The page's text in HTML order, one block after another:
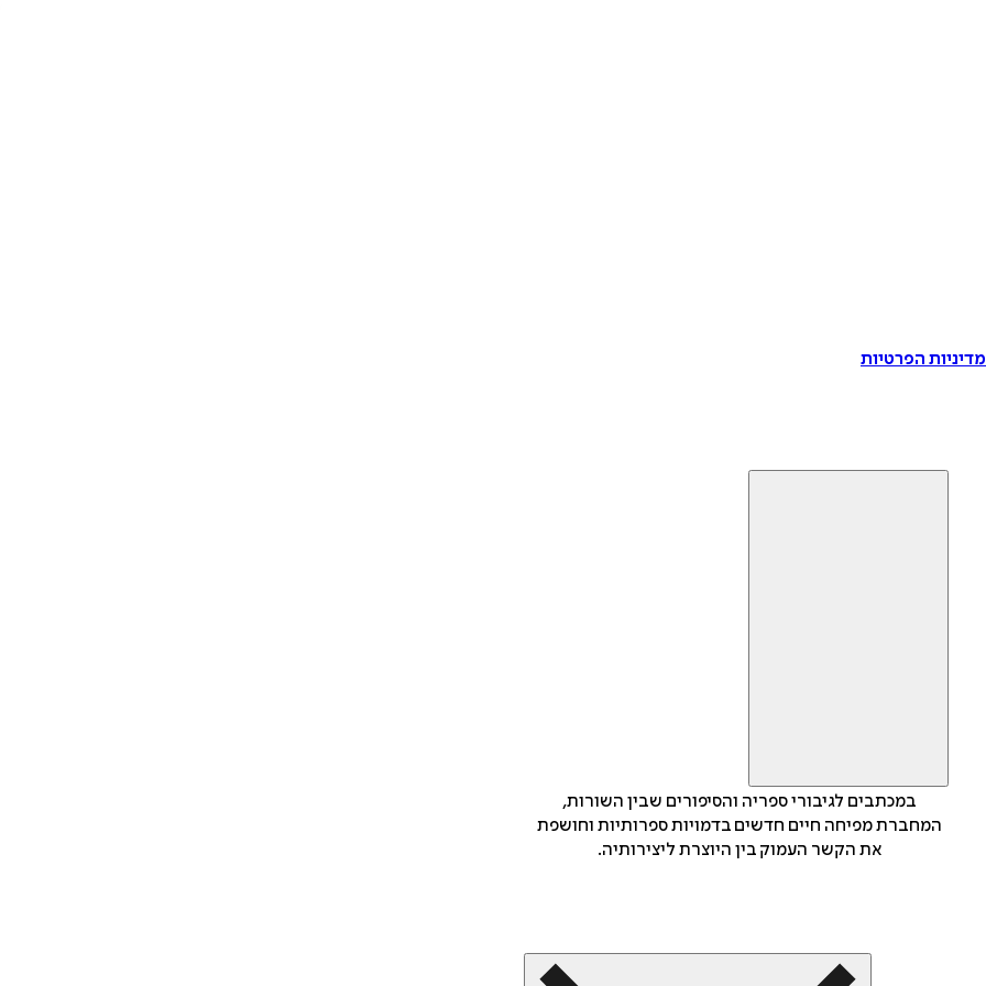
הפרטיות
במכתבים לגיבורי ספריה והסיפורים שבין השורות,
המחברת מפיחה חיים חדשים בדמויות ספרותיות וחושפת
את הקשר העמוק בין היוצרת ליצירותיה.